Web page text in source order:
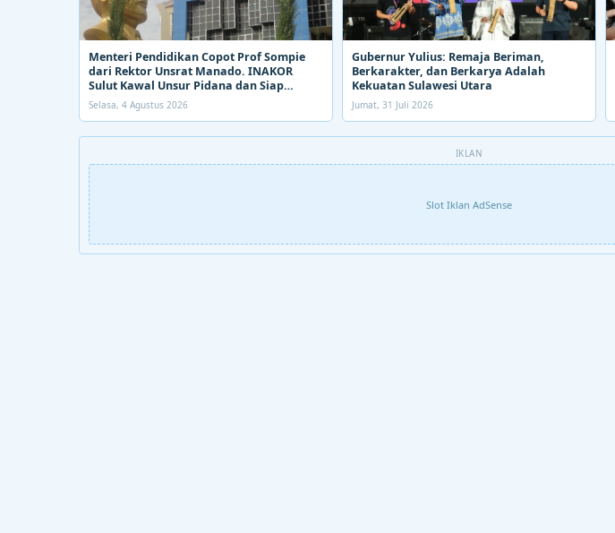
Menteri Pendidikan Copot Prof Sompie
dari Rektor Unsrat Manado. INAKOR
Sulut Kawal Unsur Pidana dan Siap
Bongkar Aroma Busuk di Suksesi Rektor
Selasa, 4 Agustus 2026
Gubernur Yulius: Remaja Beriman,
Berkarakter, dan Berkarya Adalah
Kekuatan Sulawesi Utara
Jumat, 31 Juli 2026
IKLAN
Slot Iklan AdSense